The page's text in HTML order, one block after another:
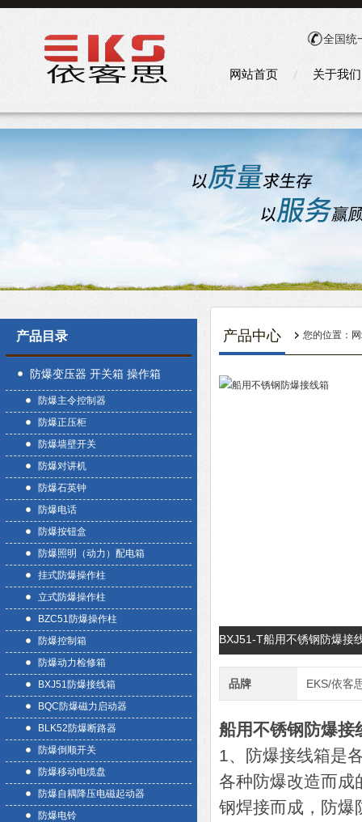
全国统
网站首页 关于我们
产品目录
防爆变压器 开关箱 操作箱
防爆主令控制器
防爆正压柜
防爆墙壁开关
防爆对讲机
防爆石英钟
防爆电话
防爆按钮盒
防爆照明（动力）配电箱
挂式防爆操作柱
立式防爆操作柱
BZC51防爆操作柱
防爆控制箱
防爆动力检修箱
BXJ51防爆接线箱
BQC防爆磁力启动器
BLK52防爆断路器
防爆倒顺开关
防爆移动电缆盘
防爆自耦降压电磁起动器
防爆电铃
产品中心 您的位置：
BXJ51-T船用不锈钢防爆接
品牌 EKS/依客
船用不锈钢防爆接
1、防爆接线箱是
各种防爆改造而成
钢焊接而成，防爆